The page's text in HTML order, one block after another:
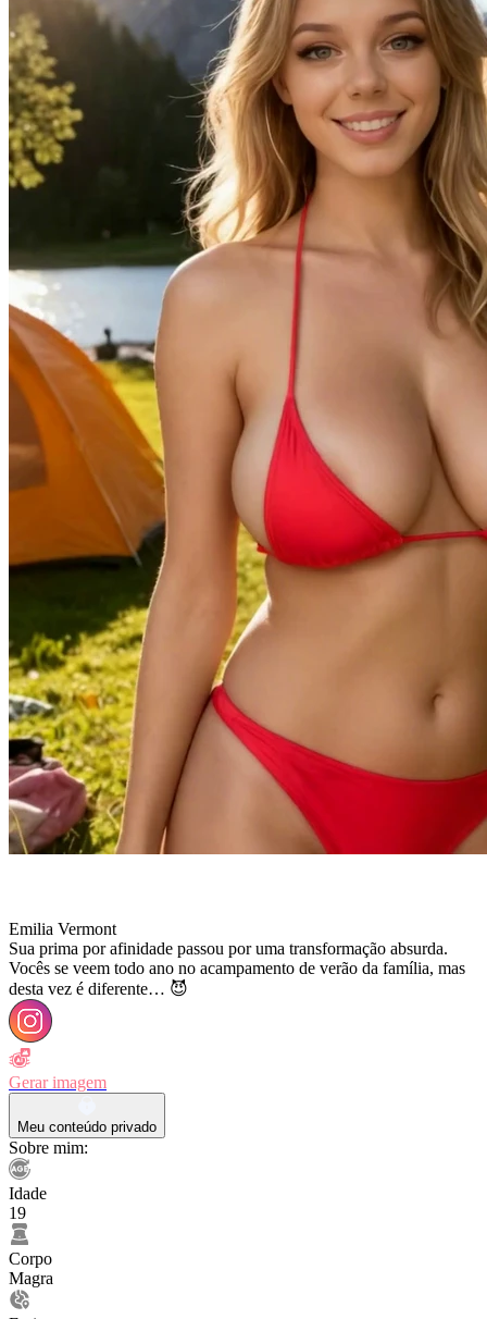
Emilia Vermont
Sua prima por afinidade passou por uma transformação absurda.
Vocês se veem todo ano no acampamento de verão da família, mas
desta vez é diferente… 😈
Gerar imagem
Meu conteúdo privado
Sobre mim:
Idade
19
Corpo
Magra